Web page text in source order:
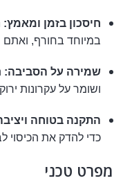
חיסכון בזמן ומאמץ:
במיוחד בחורף, ואתם
שמירה על הסביבה:
ושומר על עקרונות
התקנה בטוחה
כדי להדק את הכיסוי
מפרט טכני